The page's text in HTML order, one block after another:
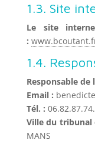
1.3. Site
Le site
:
1.4.
Responsable
Email :
Tél. :
Ville du tribunal
MANS